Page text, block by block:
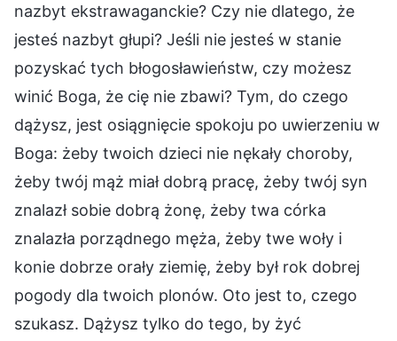
nazbyt ekstrawaganckie? Czy nie dlatego, że
jesteś nazbyt głupi? Jeśli nie jesteś w stanie
pozyskać tych błogosławieństw, czy możesz
winić Boga, że cię nie zbawi? Tym, do czego
dążysz, jest osiągnięcie spokoju po uwierzeniu w
Boga: żeby twoich dzieci nie nękały choroby,
żeby twój mąż miał dobrą pracę, żeby twój syn
znalazł sobie dobrą żonę, żeby twa córka
znalazła porządnego męża, żeby twe woły i
konie dobrze orały ziemię, żeby był rok dobrej
pogody dla twoich plonów. Oto jest to, czego
szukasz. Dążysz tylko do tego, by żyć